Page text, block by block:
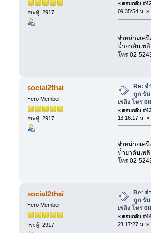
กระทู้: 2917
« ตอบกลับ
09:35:54 น. »
จำหน่ายเครื่
น้ำยาดับเพลิ
โทร 02-
social2thai
Hero Member
กระทู้: 2917
Re: จ
ถูก รั
เพลิง โทร
« ตอบกลับ
13:16:17 น. »
จำหน่ายเครื่
น้ำยาดับเพลิ
โทร 02-
social2thai
Hero Member
กระทู้: 2917
Re: จ
ถูก รั
เพลิง โทร
« ตอบกลับ
23:17:27 น. »